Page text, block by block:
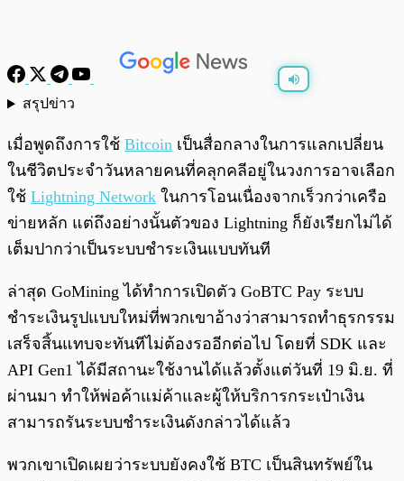
สรุปข่าว
เมื่อพูดถึงการใช้ Bitcoin เป็นสื่อกลางในการแลกเปลี่ยน
ในชีวิตประจำวันหลายคนที่คลุกคลีอยู่ในวงการอาจเลือก
ใช้ Lightning Network ในการโอนเนื่องจากเร็วกว่าเครือ
ข่ายหลัก แต่ถึงอย่างนั้นตัวของ Lightning ก็ยังเรียกไม่ได้
เต็มปากว่าเป็นระบบชำระเงินแบบทันที
ล่าสุด GoMining ได้ทำการเปิดตัว GoBTC Pay ระบบ
ชำระเงินรูปแบบใหม่ที่พวกเขาอ้างว่าสามารถทำธุรกรรม
เสร็จสิ้นแทบจะทันทีไม่ต้องรออีกต่อไป โดยที่ SDK และ
API Gen1 ได้มีสถานะใช้งานได้แล้วตั้งแต่วันที่ 19 มิ.ย. ที่
ผ่านมา ทำให้พ่อค้าแม่ค้าและผู้ให้บริการกระเป๋าเงิน
สามารถรันระบบชำระเงินดังกล่าวได้แล้ว
พวกเขาเปิดเผยว่าระบบยังคงใช้ BTC เป็นสินทรัพย์ใน